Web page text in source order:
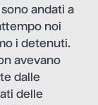
andati a
noi
i detenuti.
avevano
dalle
delle